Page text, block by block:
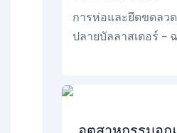
การห่อและยึดขดลว
ปลายบัลลาสเตอร์ –